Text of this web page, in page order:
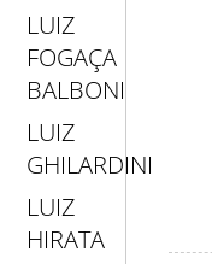
LUIZ
FOGAÇA
BALBONI
LUIZ
GHILARDINI
LUIZ
HIRATA